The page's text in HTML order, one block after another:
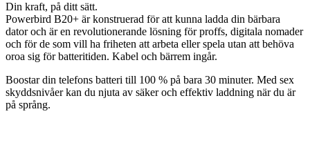
Din kraft, på ditt sätt.
Powerbird B20+ är konstruerad för att kunna ladda din bärbara
dator och är en revolutionerande lösning för proffs, digitala nomader
och för de som vill ha friheten att arbeta eller spela utan att behöva
oroa sig för batteritiden. Kabel och bärrem ingår.
Boostar din telefons batteri till 100 % på bara 30 minuter. Med sex
skyddsnivåer kan du njuta av säker och effektiv laddning när du är
på språng.